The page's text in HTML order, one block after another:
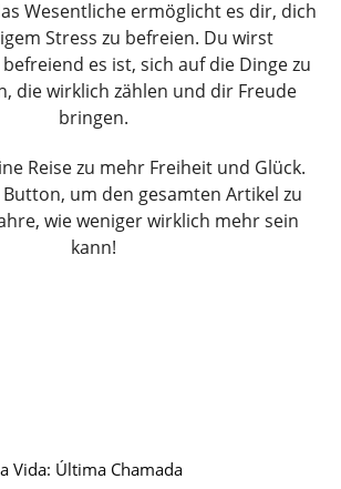
Wesentliche ermöglicht es dir, dich
Stress zu befreien. Du wirst
es ist, sich auf die Dinge zu
die wirklich zählen und dir Freude
bringen.
Reise zu mehr Freiheit und Glück.
um den gesamten Artikel zu
wie weniger wirklich mehr sein
kann!
Vida: Última Chamada